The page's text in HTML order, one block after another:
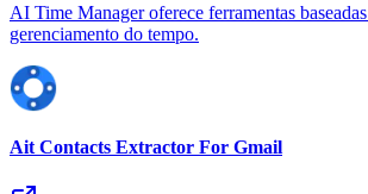
AI Time Manager oferece ferramentas
gerenciamento do tempo.
Ait Contacts Extractor For Gmail